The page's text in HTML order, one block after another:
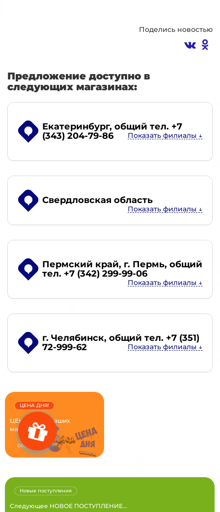
Поделись новостью
Предложение доступно в
следующих магазинах:
Екатеринбург, общий тел. +7
(343) 204-79-86
Свердловская область
Пермский край, г. Пермь, общий
тел. +7 (342) 299-99-06
г. Челябинск, общий тел. +7 (351)
72-999-62
ЦЕНА ДНЯ в наших
магазинах...
ЦЕНА ДНЯ!
06.08.2026
Следующее НОВОЕ ПОСТУПЛЕНИЕ...
Новые поступления